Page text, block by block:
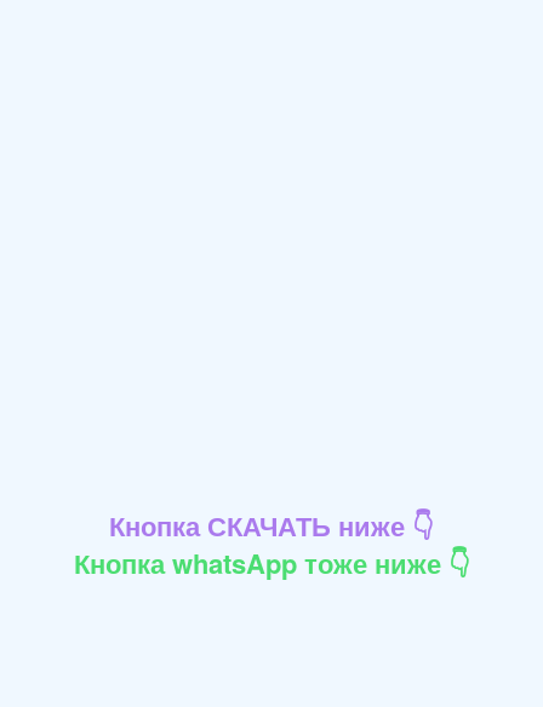
Кнопка СКАЧАТЬ ниже 👇
Кнопка whatsApp тоже ниже 👇